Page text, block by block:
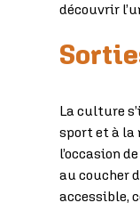
découvrir
La culture
sport et à la
l’occasion
au coucher
accessible,